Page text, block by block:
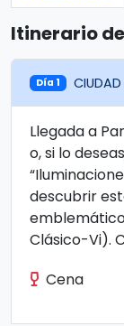
Itinerario
Día 1 CIUDAD
Llegada a
o, si lo
descubrir
Clásico-Vi).
Cena